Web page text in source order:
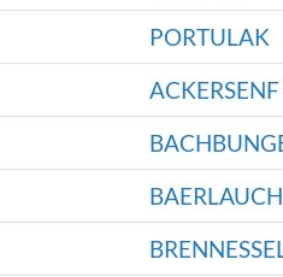
PORTULAK
ACKERSENF
BAERLAUCH